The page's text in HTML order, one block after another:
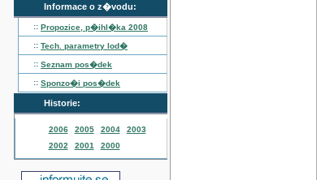
Informace o z�vodu:
:: Propozice, p�ihl�ka 2008
:: Tech. parametry lod�
:: Seznam pos�dek
:: Sponzo�i pos�dek
Historie:
2006 2005 2004
2003
2002
2001 2000